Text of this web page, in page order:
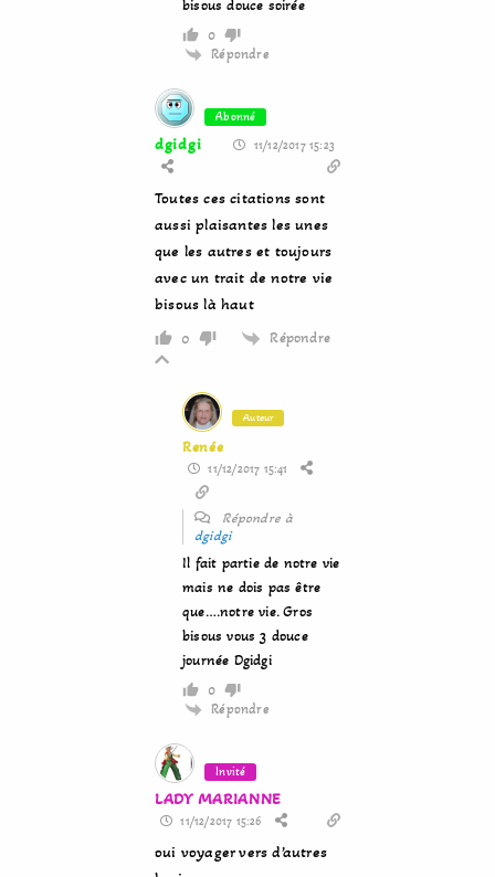
bisous douce soirée
0
Répondre
Abonné
dgidgi 11/12/2017 15:23
Toutes ces citations sont
aussi plaisantes les unes
que les autres et toujours
avec un trait de notre vie
bisous là haut
0 Répondre
Auteur
Renée
11/12/2017 15:41
Répondre à
dgidgi
Il fait partie de notre vie
mais ne dois pas être
que….notre vie. Gros
bisous vous 3 douce
journée Dgidgi
0
Répondre
Invité
LADY MARIANNE
11/12/2017 15:26
oui voyager vers d’autres